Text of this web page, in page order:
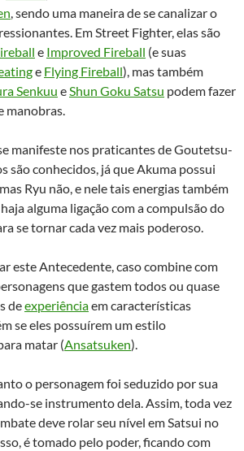
, sendo uma maneira de se canalizar o
Em Street Fighter, elas são
e Improved Fireball (e suas
e Flying Fireball), mas também
Senkuu eShun Goku Satsu podem fazer
manobras.
manifeste nos praticantes de Goutetsu-
são conhecidos, já que Akuma possui
Ryu não, e nele tais energias também
alguma ligação com a compulsão do
se tornar cada vez mais poderoso.
este Antecedente, caso combine com
que gastem todos ou quase
deexperiênciaem características
se eles possuírem um estilo
matar (Ansatsuken).
o personagem foi seduzido por sua
se instrumento dela. Assim, toda vez
deve rolar seu nível em Satsui no
é tomado pelo poder, ficando com